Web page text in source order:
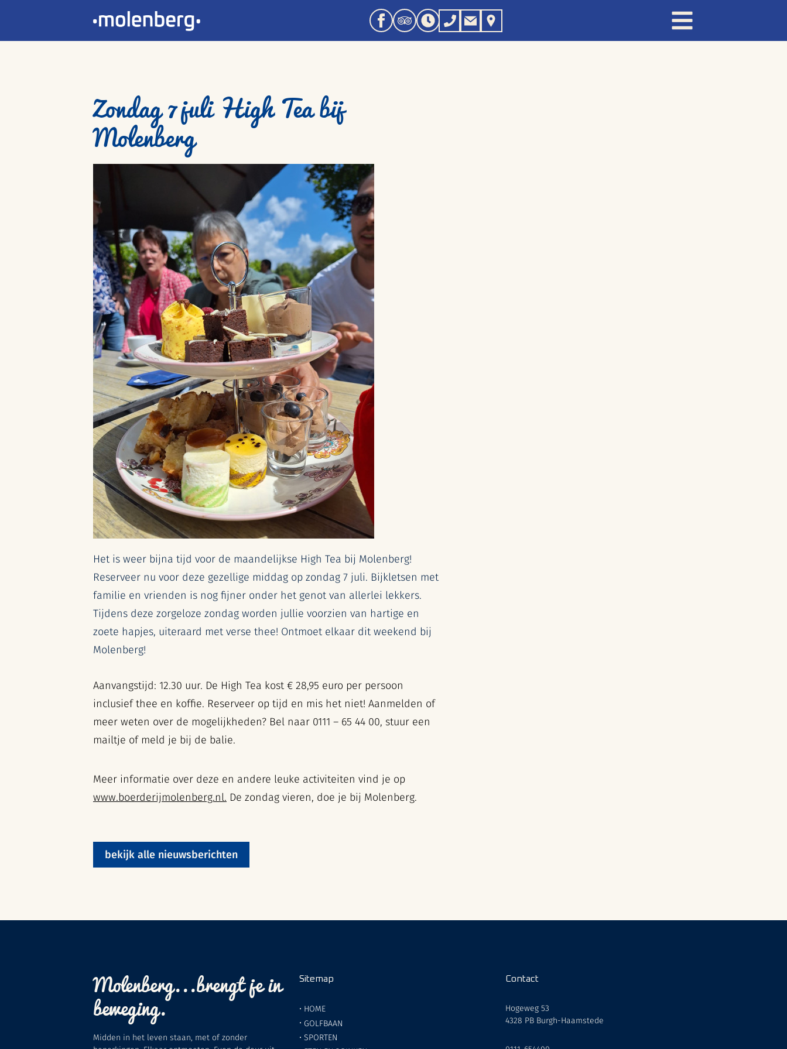
Zondag 7 juli High Tea bij
Molenberg
Het is weer bijna tijd voor de maandelijkse High Tea bij Molenberg!
Reserveer nu voor deze gezellige middag op zondag 7 juli. Bijkletsen met
familie en vrienden is nog fijner onder het genot van allerlei lekkers.
Tijdens deze zorgeloze zondag worden jullie voorzien van hartige en
zoete hapjes, uiteraard met verse thee! Ontmoet elkaar dit weekend bij
Molenberg!
Aanvangstijd: 12.30 uur. De High Tea kost € 28,95 euro per persoon
inclusief thee en koffie. Reserveer op tijd en mis het niet! Aanmelden of
meer weten over de mogelijkheden? Bel naar 0111 – 65 44 00, stuur een
mailtje of meld je bij de balie.
Meer informatie over deze en andere leuke activiteiten vind je op
www.boerderijmolenberg.nl. De zondag vieren, doe je bij Molenberg.
bekijk alle nieuwsberichten
Molenberg...brengt je in
beweging.
Midden in het leven staan, met of zonder
Sitemap
• HOME
• GOLFBAAN
• SPORTEN
Contact
Hogeweg 53
4328 PB Burgh-Haamstede